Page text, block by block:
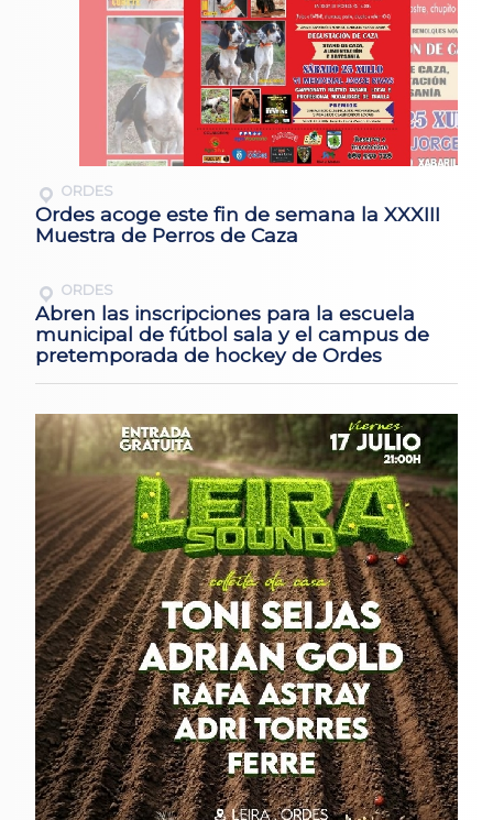
ORDES
Ordes acoge este fin de semana la XXXIII
Muestra de Perros de Caza
ORDES
Abren las inscripciones para la escuela
municipal de fútbol sala y el campus de
pretemporada de hockey de Ordes